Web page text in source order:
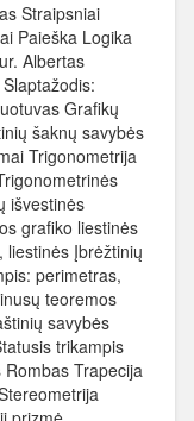
Straipsniai
Paieška Logika
Albertas
Grafikų
šaknų savybės
Trigonometrija
išvestinės
grafiko liestinės
liestinės Įbrėžtinių
perimetras,
teoremos
savybės
trikampis
Trapecija